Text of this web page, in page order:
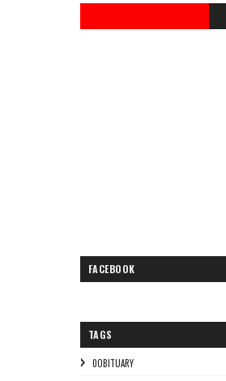
FACEBOOK
TAGS
0OBITUARY